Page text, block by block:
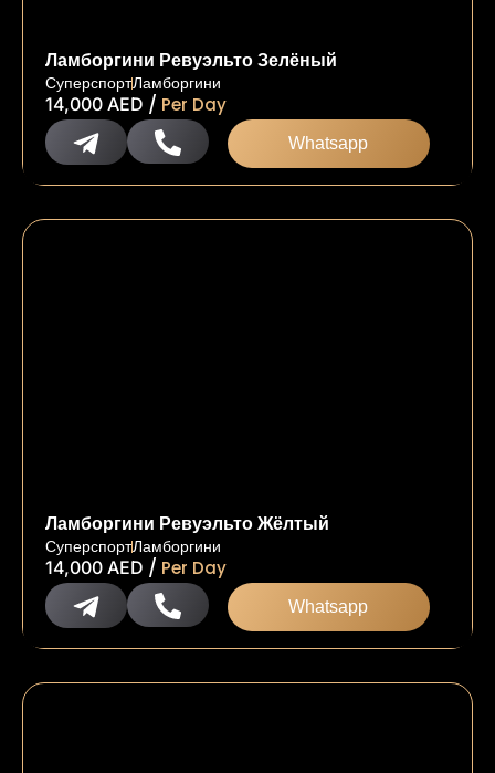
Ламборгини Ревуэльто Зелёный
СуперспортЛамборгини
14,000 AED / Per Day
Whatsapp
Ламборгини Ревуэльто Жёлтый
СуперспортЛамборгини
14,000 AED / Per Day
Whatsapp